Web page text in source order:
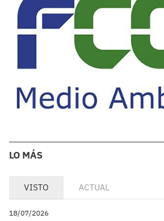
LO MÁS
VISTO ACTUAL
18/07/2026